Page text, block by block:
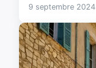
9 septembre 2024